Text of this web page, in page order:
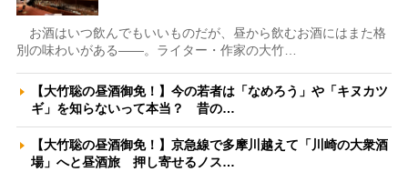
お酒はいつ飲んでもいいものだが、昼から飲むお酒にはまた格
別の味わいがある――。ライター・作家の大竹…
【大竹聡の昼酒御免！】今の若者は「なめろう」や「キヌカツ
ギ」を知らないって本当？ 昔の…
【大竹聡の昼酒御免！】京急線で多摩川越えて「川崎の大衆酒
場」へと昼酒旅 押し寄せるノス…